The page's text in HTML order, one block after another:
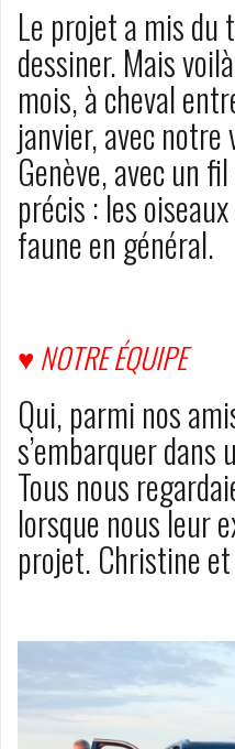
Le projet a mis du
dessiner. Mais
mois, à cheval
janvier, avec
Genève, avec un
précis : les
faune en général.
♥ NOTRE ÉQUIPE
Qui, parmi nos
s’embarquer
Tous nous
lorsque nous leur
projet. Christine